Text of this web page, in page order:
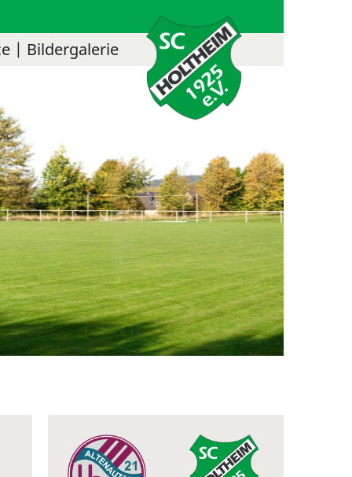
Bildergalerie